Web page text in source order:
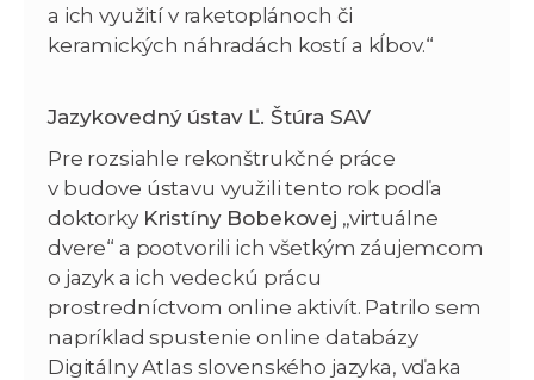
a ich využití v raketoplánoch či
keramických náhradách kostí a kĺbov.“
Jazykovedný ústav Ľ. Štúra SAV
Pre rozsiahle rekonštrukčné práce
v budove ústavu využili tento rok podľa
doktorky Kristíny Bobekovej „virtuálne
dvere“ a pootvorili ich všetkým záujemcom
o jazyk a ich vedeckú prácu
prostredníctvom online aktivít. Patrilo sem
napríklad spustenie online databázy
Digitálny Atlas slovenského jazyka, vďaka